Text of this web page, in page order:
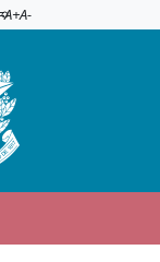
contraste
A+A-